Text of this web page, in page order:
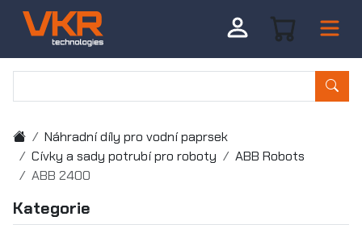
Náhradní díly pro vodní paprsek
Cívky a sady potrubí pro roboty
ABB Robots
ABB 2400
Kategorie